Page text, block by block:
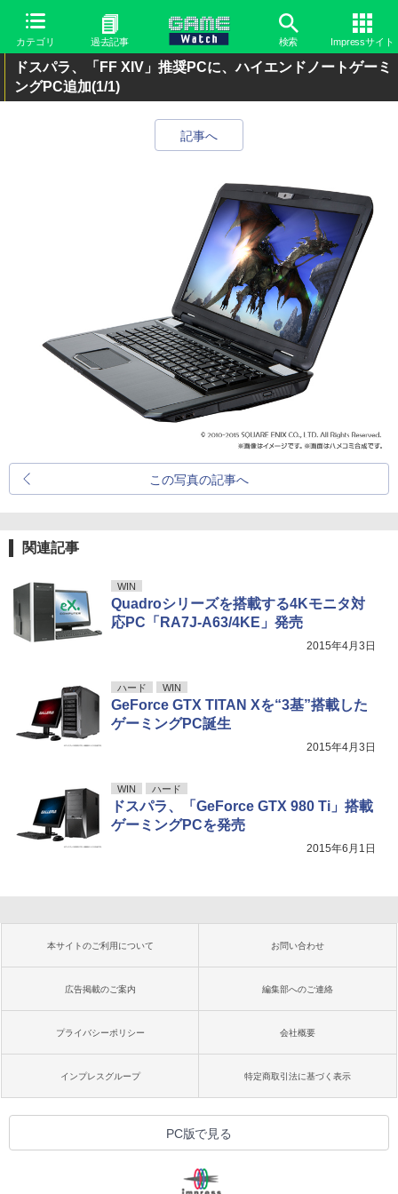
カテゴリ 過去記事 検索 Impressサイト
ドスパラ、「FF XIV」推奨PCに、ハイエンドノートゲーミ
ングPC追加(1/1)
記事へ
この写真の記事へ
関連記事
WIN
Quadroシリーズを搭載する4Kモニタ対
応PC「RA7J-A63/4KE」発売
2015年4月3日
ハード WIN
GeForce GTX TITAN Xを“3基”搭載した
ゲーミングPC誕生
2015年4月3日
WIN ハード
ドスパラ、「GeForce GTX 980 Ti」搭載
ゲーミングPCを発売
2015年6月1日
本サイトのご利用について お問い合わせ
広告掲載のご案内 編集部へのご連絡
プライバシーポリシー 会社概要
インプレスグループ 特定商取引法に基づく表示
PC版で見る